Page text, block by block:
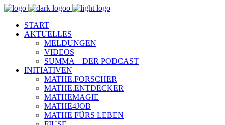
START
AKTUELLES
MELDUNGEN
VIDEOS
SUMMA – DER PODCAST
INITIATIVEN
MATHE.FORSCHER
MATHE.ENTDECKER
MATHEMAGIE
MATHE4JOB
MATHE FÜRS LEBEN